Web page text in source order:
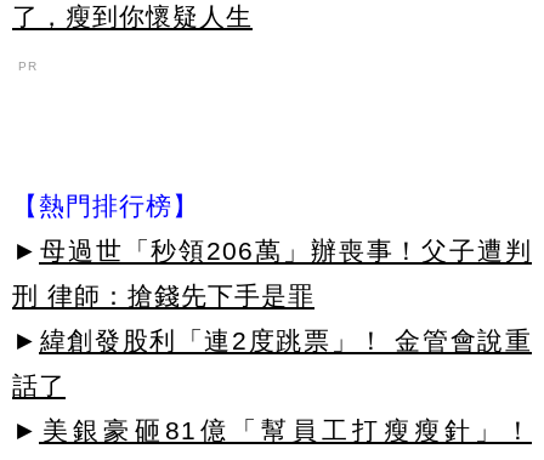
了，瘦到你懷疑人生
PR
【熱門排行榜】
► 母過世「秒領206萬」辦喪事！父子遭判
刑 律師：搶錢先下手是罪
► 緯創發股利「連2度跳票」！ 金管會說重
話了
► 美銀豪砸81億「幫員工打瘦瘦針」！